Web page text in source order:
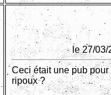
le 27/
Ceci était une pub pour
ripoux ?